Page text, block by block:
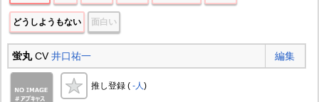
どうしようもない 面白い
蛍丸CV井口祐一 編集
推し登録 ( -人)